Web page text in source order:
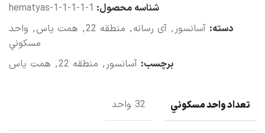
شناسه محصول: hematyas-1-1-1-1-1
دسته: آسانسور , آی رسانه, منطقه 22 , همت یاس, واحد
مسکوني
برچسب: آسانسور , منطقه 22 , همت یاس
تعداد واحد مسکوني 32 واحد